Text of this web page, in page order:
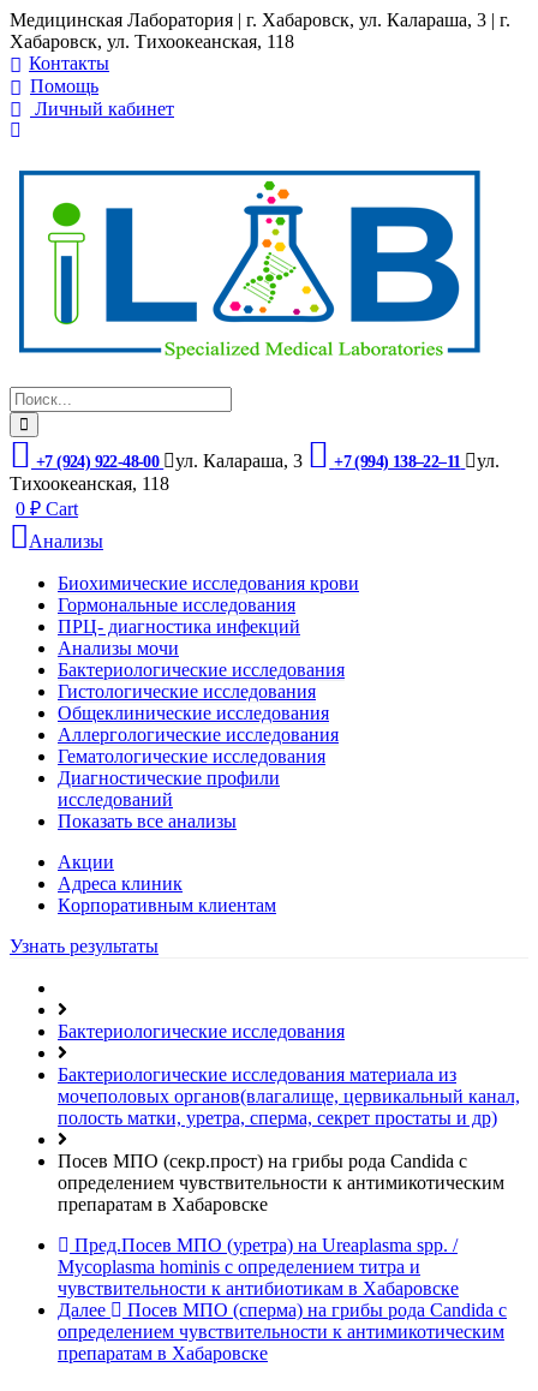
Медицинская Лаборатория | г. Хабаровск, ул. Калараша, 3 | г.
Хабаровск, ул. ​Тихоокеанская, 118
Контакты
Помощь
Личный кабинет
+7 (924) 922-48-00 ул. ​Калараша, 3 +7 (994) 138‒22‒11
ул. ​
Тихоокеанская, 118
0 ₽ Cart
Анализы
Биохимические исследования крови
Гормональные исследования
ПРЦ- диагностика инфекций
Анализы мочи
Бактериологические исследования
Гистологические исследования
Общеклинические исследования
Аллергологические исследования
Гематологические исследования
Диагностические профили
исследований
Показать все анализы
Акции
Адреса клиник
Кoрпоративным клиентам
Узнать результаты
Бактериологические исследования
Бактериологические исследования материала из
мочеполовых органов(влагалище, цервикальный канал,
полость матки, уретра, сперма, секрет простаты и др)
Посев МПО (секр.прост) на грибы рода Candida с
определением чувствительности к антимикотическим
препаратам в Хабаровске
Пред.Посев МПО (уретра) на Ureaplasma spp. /
Mycoplasma hominis с определением титра и
чувствительности к антибиотикам в Хабаровске
Далее
Посев МПО (сперма) на грибы рода Candida с
определением чувствительности к антимикотическим
препаратам в Хабаровске